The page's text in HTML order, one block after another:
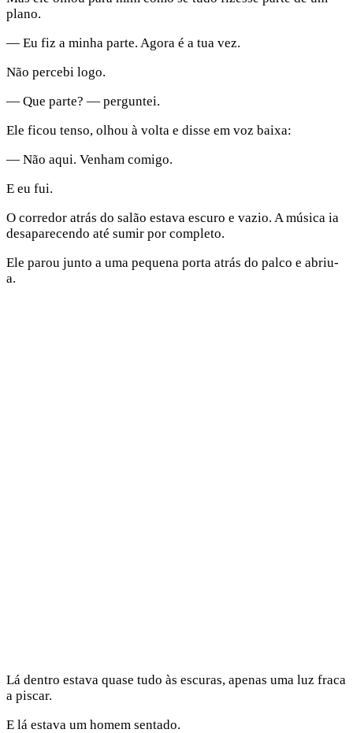
plano.
— Eu fiz a minha parte. Agora é a tua vez.
Não percebi logo.
— Que parte? — perguntei.
Ele ficou tenso, olhou à volta e disse em voz baixa:
— Não aqui. Venham comigo.
E eu fui.
O corredor atrás do salão estava escuro e vazio. A música ia
desaparecendo até sumir por completo.
Ele parou junto a uma pequena porta atrás do palco e abriu-
a.
Lá dentro estava quase tudo às escuras, apenas uma luz fraca
a piscar.
E lá estava um homem sentado.